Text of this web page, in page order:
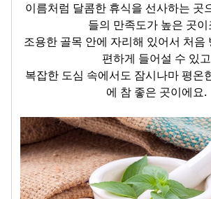
이름처럼 달콤한 휴식을 선사하는 곳
들의 만족도가 높은 곳이
조용한 골목 안에 자리해 있어서 처음
편하게 들어설 수 있고
복잡한 도심 속에서도 잠시나마 평온
에 참 좋은 곳이에요.